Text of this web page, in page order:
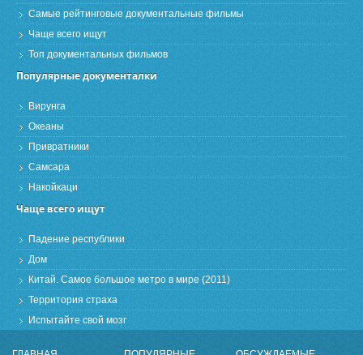
Самые рейтинговые документальные фильмы
Чаще всего ищут
Топ документальных фильмов
Популярные документалки
Вирунга
Океаны
Привратники
Самсара
Накойкаци
Чаще всего ищут
Падение республики
Дом
Китай. Самое большое метро в мире (2011)
Территория страха
Испытайте свой мозг